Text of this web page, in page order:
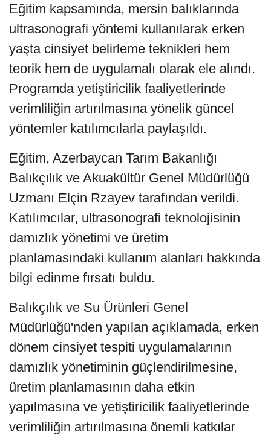
Eğitim kapsamında, mersin balıklarında
ultrasonografi yöntemi kullanılarak erken
yaşta cinsiyet belirleme teknikleri hem
teorik hem de uygulamalı olarak ele alındı.
Programda yetiştiricilik faaliyetlerinde
verimliliğin artırılmasına yönelik güncel
yöntemler katılımcılarla paylaşıldı.
Eğitim, Azerbaycan Tarım Bakanlığı
Balıkçılık ve Akuakültür Genel Müdürlüğü
Uzmanı Elçin Rzayev tarafından verildi.
Katılımcılar, ultrasonografi teknolojisinin
damızlık yönetimi ve üretim
planlamasındaki kullanım alanları hakkında
bilgi edinme fırsatı buldu.
Balıkçılık ve Su Ürünleri Genel
Müdürlüğü'nden yapılan açıklamada, erken
dönem cinsiyet tespiti uygulamalarının
damızlık yönetiminin güçlendirilmesine,
üretim planlamasının daha etkin
yapılmasına ve yetiştiricilik faaliyetlerinde
verimliliğin artırılmasına önemli katkılar